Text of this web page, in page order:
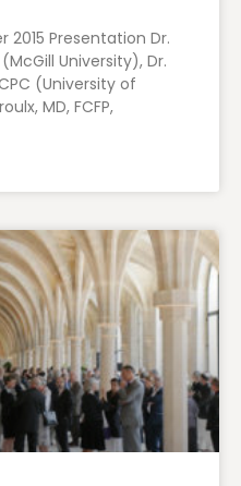
Presentation Dr.
(McGill University), Dr.
(University of
MD, FCFP,